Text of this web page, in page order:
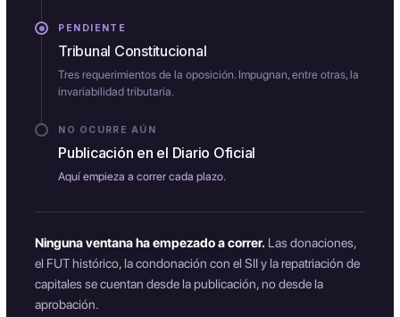
PENDIENTE
Tribunal Constitucional
Tres requerimientos de la oposición. Impugnan, entre otras, la
invariabilidad tributaria.
NO OCURRE AÚN
Publicación en el Diario Oficial
Aquí empieza a correr cada plazo.
Ninguna ventana ha empezado a correr. Las donaciones,
el FUT histórico, la condonación con el SII y la repatriación de
capitales se cuentan desde la publicación, no desde la
aprobación.